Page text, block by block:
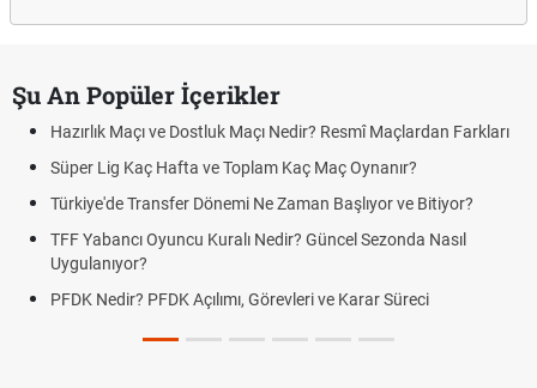
Şu An Popüler İçerikler
Hazırlık Maçı ve Dostluk Maçı Nedir? Resmî Maçlardan Farkları
Süper Lig Kaç Hafta ve Toplam Kaç Maç Oynanır?
Türkiye'de Transfer Dönemi Ne Zaman Başlıyor ve Bitiyor?
TFF Yabancı Oyuncu Kuralı Nedir? Güncel Sezonda Nasıl
Uygulanıyor?
PFDK Nedir? PFDK Açılımı, Görevleri ve Karar Süreci